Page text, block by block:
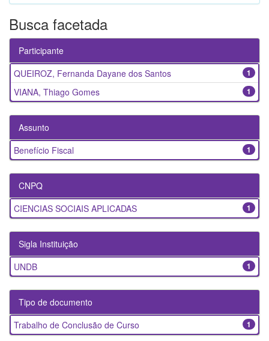
Busca facetada
Participante
1
QUEIROZ, Fernanda Dayane dos Santos
1
VIANA, Thiago Gomes
Assunto
1
Benefício Fiscal
CNPQ
1
CIENCIAS SOCIAIS APLICADAS
Sigla Instituição
1
UNDB
Tipo de documento
1
Trabalho de Conclusão de Curso